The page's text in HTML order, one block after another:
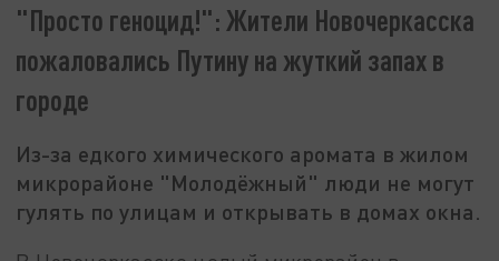
"Просто геноцид!": Жители Новочеркасска
пожаловались Путину на жуткий запах в
городе
Из-за едкого химического аромата в жилом
микрорайоне "Молодёжный" люди не могут
гулять по улицам и открывать в домах окна.